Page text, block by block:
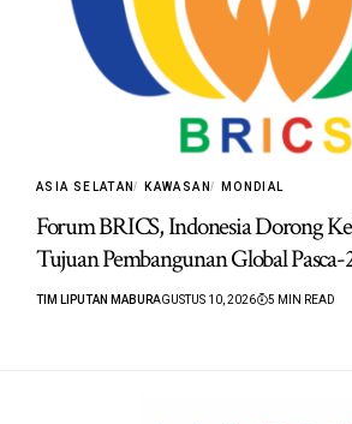
ASIA SELATAN KAWASAN MONDIAL
Forum BRICS, Indonesia Dorong
Tujuan Pembangunan Global Pasca-
TIM LIPUTAN MABURAGUSTUS 10, 2026 5 MIN READ